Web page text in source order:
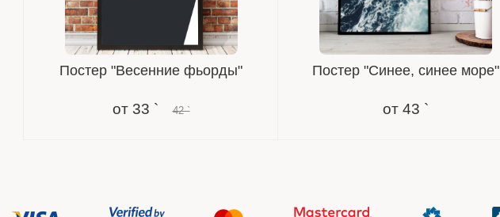
Постер "Весенние фьорды"
от 33 ` 42 `
Постер "Синее, синее море"
от 43 `